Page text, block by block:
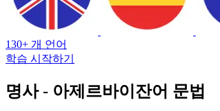
130+ 개 언어
학습 시작하기
명사 - 아제르바이잔어 문법